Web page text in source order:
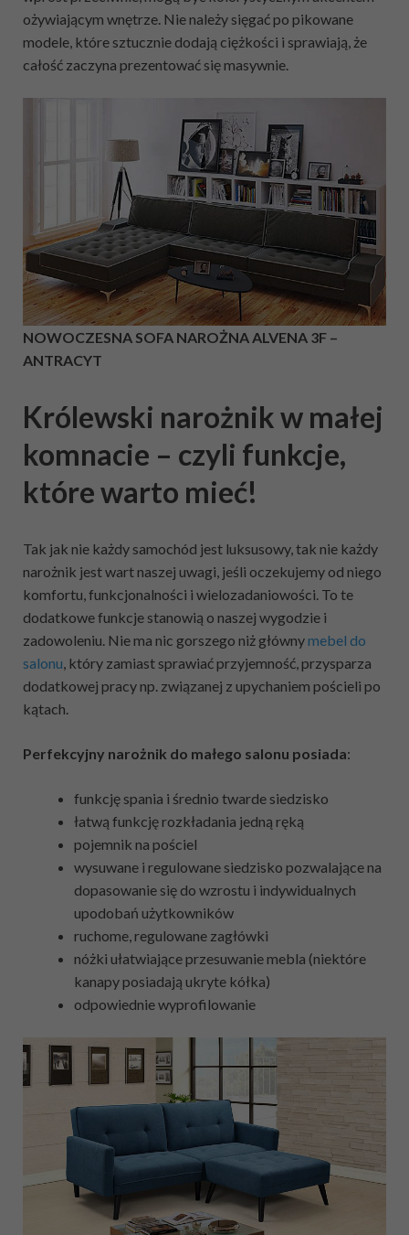
ożywiającym wnętrze. Nie należy sięgać po pikowane
modele, które sztucznie dodają ciężkości i sprawiają, że
całość zaczyna prezentować się masywnie.
NOWOCZESNA SOFA NAROŻNA ALVENA 3F –
ANTRACYT
Królewski narożnik w małej
komnacie – czyli funkcje,
które warto mieć!
Tak jak nie każdy samochód jest luksusowy, tak nie każdy
narożnik jest wart naszej uwagi, jeśli oczekujemy od niego
komfortu, funkcjonalności i wielozadaniowości. To te
dodatkowe funkcje stanowią o naszej wygodzie i
zadowoleniu. Nie ma nic gorszego niż głównymebel do
salonu , który zamiast sprawiać przyjemność, przysparza
dodatkowej pracy np. związanej z upychaniem pościeli po
kątach.
Perfekcyjny narożnik do małego salonu posiada:
funkcję spania i średnio twarde siedzisko
łatwą funkcję rozkładania jedną ręką
pojemnik na pościel
wysuwane i regulowane siedzisko pozwalające na
dopasowanie się do wzrostu i indywidualnych
upodobań użytkowników
ruchome, regulowane zagłówki
nóżki ułatwiające przesuwanie mebla (niektóre
kanapy posiadają ukryte kółka)
odpowiednie wyprofilowanie